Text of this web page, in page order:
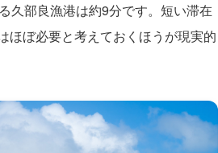
久部良漁港は約9分です。短い滞在
ほぼ必要と考えておくほうが現実的